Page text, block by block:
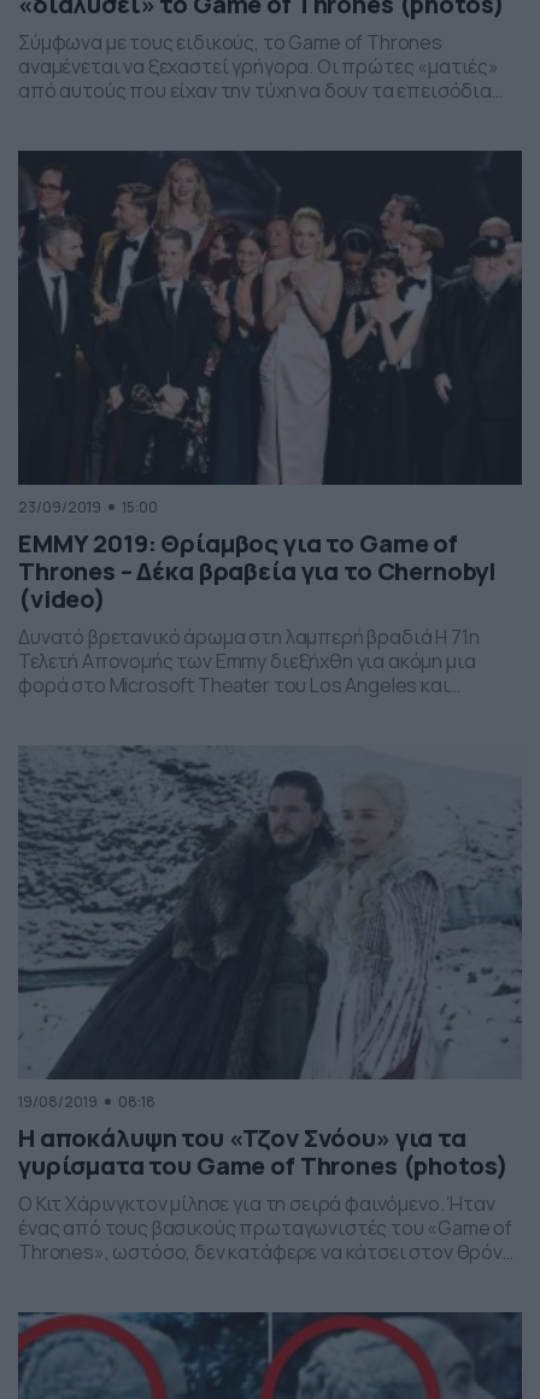
Σύμφωνα με τους ειδικούς, το Game of Thrones
αναμένεται να ξεχαστεί γρήγορα. Οι πρώτες «ματιές»
από αυτούς που είχαν την τύχη να δουν τα επεισόδια
κοινωνικής δικτύωσης πήραν «φωτιά» συγκρίνοντας τη
σειρά με την επιτυχία των προηγούμενων χρόνων, […]
23/09/2019 15:00
ΕΜΜΥ 2019: Θρίαμβος για το Game of
Thrones – Δέκα βραβεία για το Chernobyl
(video)
Δυνατό βρετανικό άρωμα στη λαμπερή βραδιά Η 71η
Τελετή Απονομής των Emmy διεξήχθη για ακόμη μια
φορά στο Microsoft Theater του Los Angeles και
εκπλήξεις. Παρά την αμφιλεγόμενη 8η σεζόν του, το
Game of Thrones απέσπασε ένα από τα […]
19/08/2019 08:18
Η αποκάλυψη του «Τζον Σνόου» για τα
γυρίσματα του Game of Thrones (photos)
Ο Κιτ Χάρινγκτον μίλησε για τη σειρά φαινόμενο. Ήταν
ένας από τους βασικούς πρωταγωνιστές του «Game of
Thrones», ωστόσο, δεν κατάφερε να κάτσει στον θρόνο,
θεωρούν πως τα γυρίσματα ήταν ευχάριστα, αλλά δεν
συμβαίνει κάτι τέτοιο. Αυτό άλλωστε τόνισε ο […]